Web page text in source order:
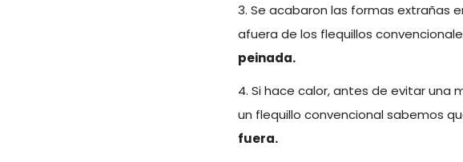
3. Se acabaron las formas extrañas
afuera de los flequillos
peinada.
4. Si hace calor, antes de evitar una
un flequillo convencional sabemos
fuera.